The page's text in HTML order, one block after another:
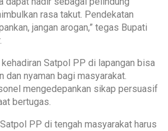
rasa takut. Pendekatan
jangan arogan,” tegas Bupati
kehadiran Satpol PP di lapangan bisa
dan nyaman bagi masyarakat.
mengedepankan sikap persuasif
bertugas.
PP di tengah masyarakat harus